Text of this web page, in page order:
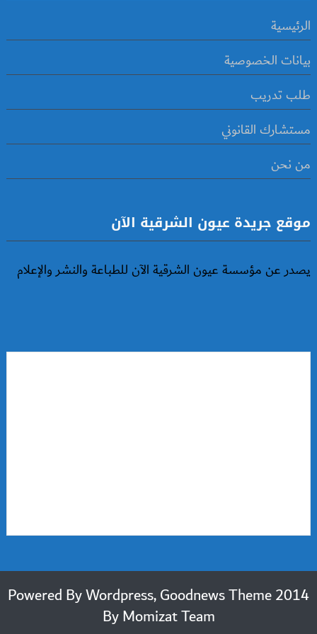
الرئيسية
بيانات الخصوصية
طلب تدريب
مستشارك القانوني
من نحن
موقع جريدة عيون الشرقية الآن
يصدر عن مؤسسة عيون الشرقية الآن للطباعة والنشر والإعلام
2014 Powered By Wordpress, Goodnews Theme
ByMomizat Team